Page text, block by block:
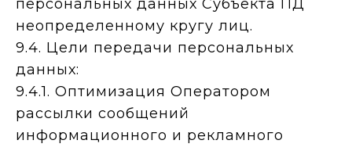
персональных данных Субъекта ПД
неопределенному кругу лиц.
9.4. Цели передачи персональных
данных:
9.4.1. Оптимизация Оператором
рассылки сообщений
информационного и рекламного